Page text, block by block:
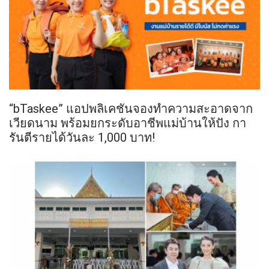
“bTaskee” แอปพลิเคชันจองทำความสะอาดจาก
เวียดนาม พร้อมยกระดับอาชีพแม่บ้านให้ปัง กา
รันตีรายได้วันละ 1,000 บาท!